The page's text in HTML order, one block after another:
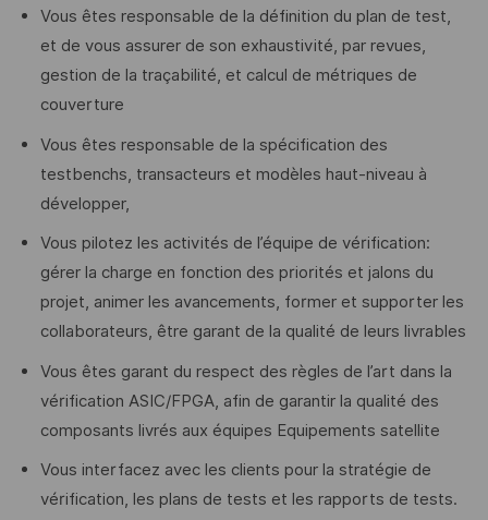
Vous êtes responsable de la définition du plan de test,
et de vous assurer de son exhaustivité, par revues,
gestion de la traçabilité, et calcul de métriques de
couverture
Vous êtes responsable de la spécification des
testbenchs, transacteurs et modèles haut-niveau à
développer,
Vous pilotez les activités de l’équipe de vérification:
gérer la charge en fonction des priorités et jalons du
projet, animer les avancements, former et supporter les
collaborateurs, être garant de la qualité de leurs livrables
Vous êtes garant du respect des règles de l’art dans la
vérification ASIC/FPGA, afin de garantir la qualité des
composants livrés aux équipes Equipements satellite
Vous interfacez avec les clients pour la stratégie de
vérification, les plans de tests et les rapports de tests.